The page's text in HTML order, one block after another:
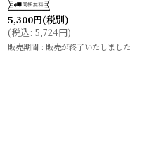
5,300円(税別)
(税込: 5,724円)
販売期間 : 販売が終了いたしました